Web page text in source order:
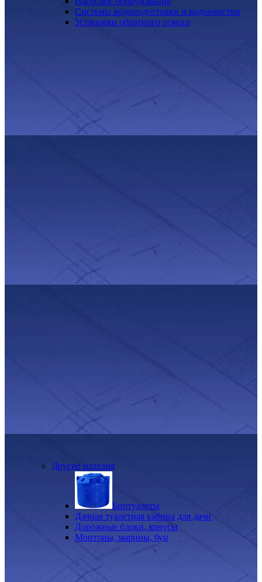
Системы водоподготовки и водоочистки
Установки обратного осмоса
Другие изделия
Биотуалеты
Дачная туалетная кабина для дачи
Дорожные блоки, конусы
Монтоны, марины, буи